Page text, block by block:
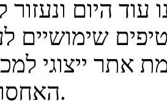
היום
שימושיים
אתר ייצוגי
האחסון באינטרנט.